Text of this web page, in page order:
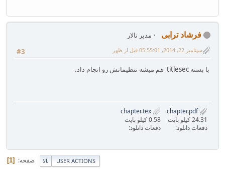
فرشاد ترابی
مدیر تالار
#3
سپتامبر 22, 2014, 05:55:01 قبل از ظهر
با بسته titlesec هم میشه تنظیماتش رو انجام داد.
chapter.pdf
24.31 کیلو بایت
دفعات دانلود:
0.58 کیلو بایت
دفعات دانلود:
بالا صفحه 1 USER ACTIONS